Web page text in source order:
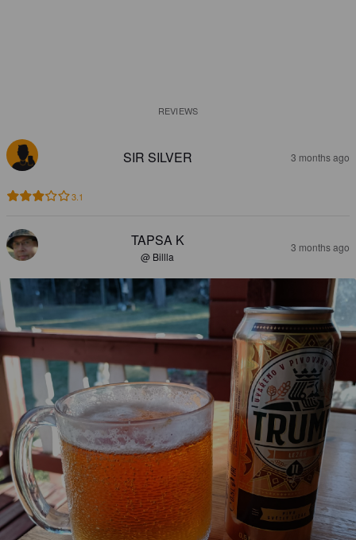
REVIEWS
SIR SILVER 3 months ago
3.1
TAPSA K
@ Billla
3 months ago